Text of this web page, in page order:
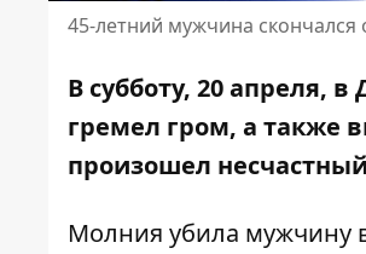
45-летний мужчина
В субботу, 20 апреля,
гремел гром, а также
произошел
Молния убила мужчину